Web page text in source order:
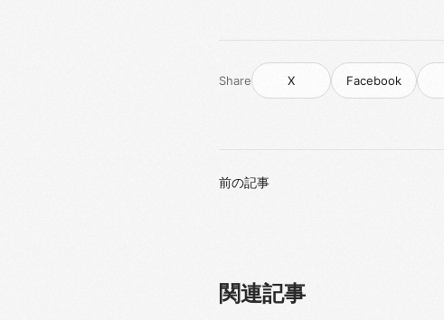
Share X Facebook
前の記事
関連記事